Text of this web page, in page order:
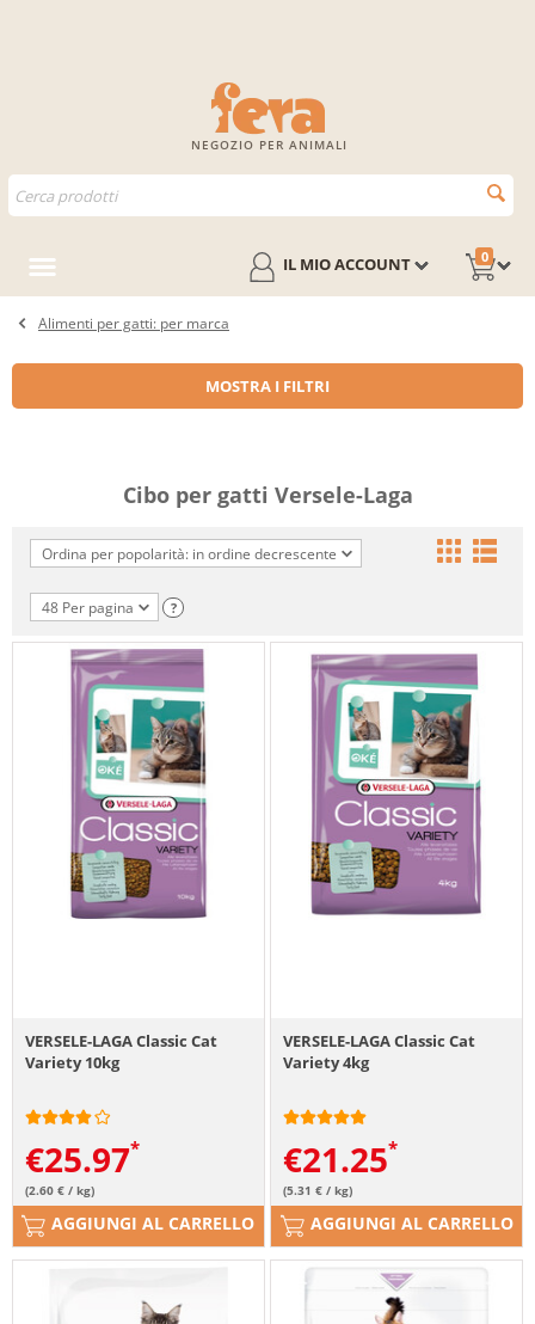
NEGOZIO PER ANIMALI
0
IL MIO ACCOUNT
Alimenti per gatti: per marca
MOSTRA I FILTRI
Cibo per gatti Versele-Laga
Ordina per popolarità: in ordine decrescente
48 Per pagina ?
VERSELE-LAGA Classic Cat
Variety 10kg
€25.97
(2.60 € / kg)
AGGIUNGI AL CARRELLO
VERSELE-LAGA Classic Cat
Variety 4kg
€21.25
(5.31 € / kg)
AGGIUNGI AL CARRELLO